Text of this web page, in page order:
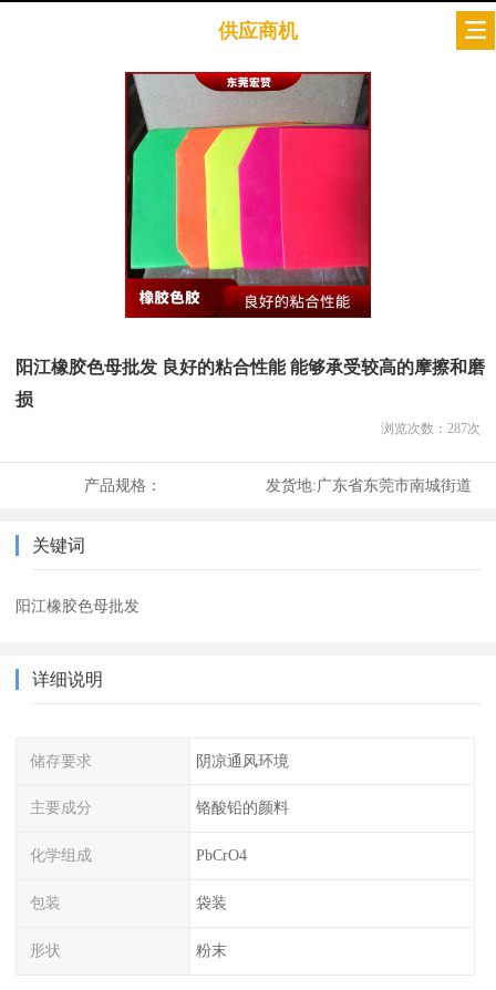
供应商机
阳江橡胶色母批发 良好的粘合性能 能够承受较高的摩擦和磨
损
浏览次数： 287次
产品规格： 发货地:广东省东莞市南城街道
关键词
阳江橡胶色母批发
详细说明
储存要求 阴凉通风环境
主要成分 铬酸铅的颜料
化学组成 PbCrO4
包装 袋装
形状 粉末